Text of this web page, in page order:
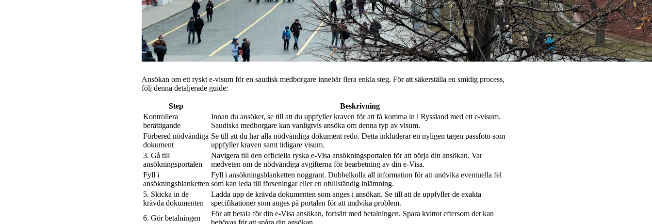
Ansökan om ett ryskt e-visum för en saudisk medborgare innebär flera enkla steg. För att säkerställa en smidig process,
följ denna detaljerade guide:
Step
Beskrivning
Kontrollera
berättigande
Innan du ansöker, se till att du uppfyller kraven för att få komma in i Ryssland med ett e-visum.
Saudiska medborgare kan vanligtvis ansöka om denna typ av visum.
Förbered nödvändiga
dokument
Se till att du har alla nödvändiga dokument redo. Detta inkluderar en nyligen tagen passfoto som
uppfyller kraven samt tidigare visum.
3. Gå till
ansökningsportalen
Navigera till den officiella ryska e-Visa ansökningsportalen för att börja din ansökan. Var
medveten om de nödvändiga avgifterna för bearbetning av din e-Visa.
Fyll i
ansökningsblanketten
Fyll i ansökningsblanketten noggrant. Dubbelkolla all information för att undvika eventuella fel
som kan leda till förseningar eller en ofullständig inlämning.
5. Skicka in de
krävda dokumenten
Ladda upp de krävda dokumenten som anges i ansökan. Se till att de uppfyller de exakta
specifikationer som anges på portalen för att undvika problem.
6. Gör betalningen
För att betala för din e-Visa ansökan, fortsätt med betalningen. Spara kvittot eftersom det kan
behövas för att spåra din ansökan.